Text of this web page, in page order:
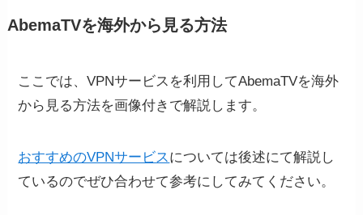
AbemaTVを海外から見る方法
ここでは、VPNサービスを利用してAbemaTVを海外
から見る方法を画像付きで解説します。
おすすめのVPNサービスについては後述にて解説し
ているのでぜひ合わせて参考にしてみてください。